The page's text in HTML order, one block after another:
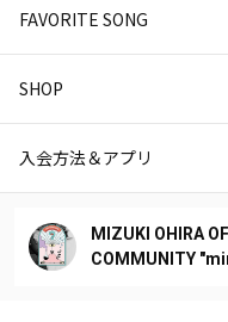
FAVORITE SONG
SHOP
入会方法＆アプリ
MIZUKI OHIRA